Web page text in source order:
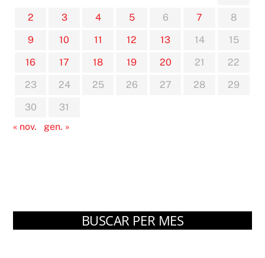
2
3 4 5 6 7
8
9
10 11 12 13 14
15
16
17 18 19 20 21
22
23
24 25 26 27 28
29
30
31
« nov.
gen. »
BUSCAR PER MES